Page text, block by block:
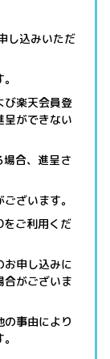
し込みいただ
び楽天会員登
呈ができない
合、進呈さ
ざいます。
をご利用くだ
申し込みに
合がございま
事由により